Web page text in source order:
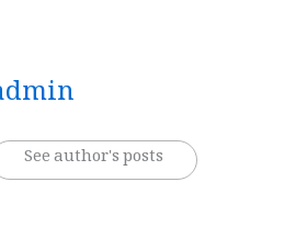
See author's posts